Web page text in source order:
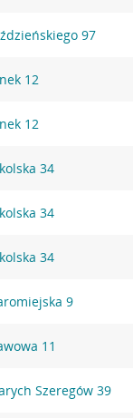
97
12
12
34
34
34
9
11
Szeregów 39